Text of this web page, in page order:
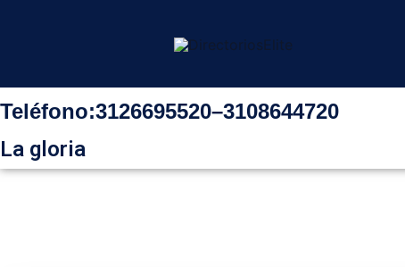
Teléfono:3126695520–3108644720
La gloria